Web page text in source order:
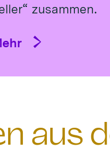
zusammen.
aus